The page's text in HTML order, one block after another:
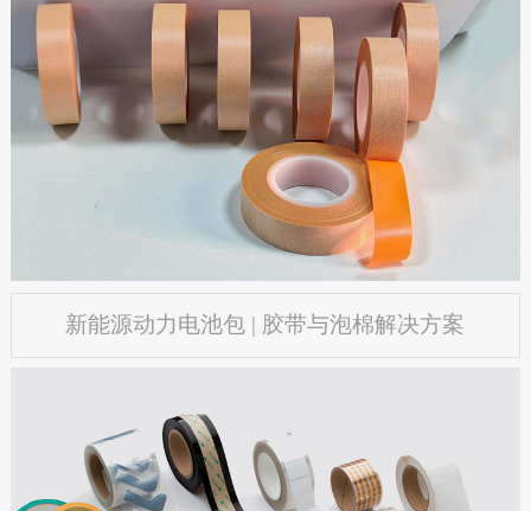
新能源动力电池包 | 胶带与泡棉解决方案